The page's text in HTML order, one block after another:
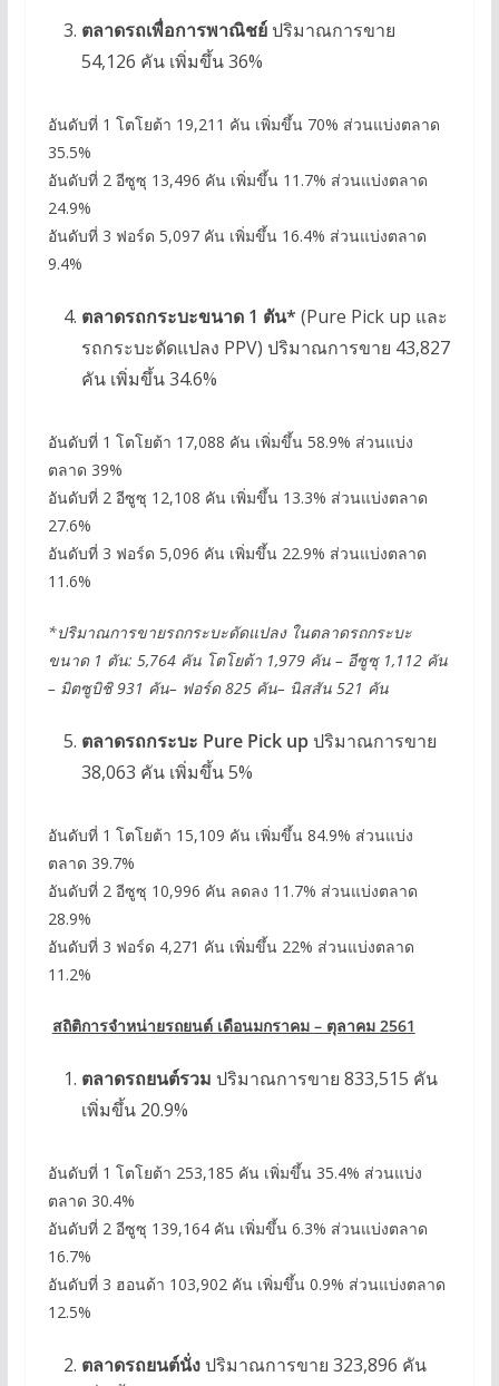
ตลาดรถเพื่อการพาณิชย์ปริมาณการขาย
54,126 คัน เพิ่มขึ้น 36%
อันดับที่ 1 โตโยต้า 19,211 คัน เพิ่มขึ้น 70% ส่วนแบ่งตลาด
35.5%
อันดับที่ 2 อีซูซุ 13,496 คัน เพิ่มขึ้น 11.7% ส่วนแบ่งตลาด
24.9%
อันดับที่ 3 ฟอร์ด 5,097 คัน เพิ่มขึ้น 16.4% ส่วนแบ่งตลาด
9.4%
ตลาดรถกระบะขนาด 1 ตัน* (Pure Pick up และ
รถกระบะดัดแปลง PPV) ปริมาณการขาย 43,827
คัน เพิ่มขึ้น 34.6%
อันดับที่ 1 โตโยต้า 17,088 คัน เพิ่มขึ้น 58.9% ส่วนแบ่ง
ตลาด 39%
อันดับที่ 2 อีซูซุ 12,108 คัน เพิ่มขึ้น 13.3% ส่วนแบ่งตลาด
27.6%
อันดับที่ 3 ฟอร์ด 5,096 คัน เพิ่มขึ้น 22.9% ส่วนแบ่งตลาด
11.6%
*ปริมาณการขายรถกระบะดัดแปลง ในตลาดรถกระบะ
ขนาด 1 ตัน: 5,764 คัน โตโยต้า 1,979 คัน – อีซูซุ 1,112 คัน
– มิตซูบิชิ 931 คัน– ฟอร์ด 825 คัน– นิสสัน 521 คัน
ตลาดรถกระบะ Pure Pick upปริมาณการขาย
38,063 คัน เพิ่มขึ้น 5%
อันดับที่ 1 โตโยต้า 15,109 คัน เพิ่มขึ้น 84.9% ส่วนแบ่ง
ตลาด 39.7%
อันดับที่ 2 อีซูซุ 10,996 คัน ลดลง 11.7% ส่วนแบ่งตลาด
28.9%
อันดับที่ 3 ฟอร์ด 4,271 คัน เพิ่มขึ้น 22% ส่วนแบ่งตลาด
11.2%
สถิติการจำหน่ายรถยนต์ เดือนมกราคม – ตุลาคม 2561
ตลาดรถยนต์รวม ปริมาณการขาย 833,515 คัน
เพิ่มขึ้น 20.9%
อันดับที่ 1 โตโยต้า 253,185 คัน เพิ่มขึ้น 35.4% ส่วนแบ่ง
ตลาด 30.4%
อันดับที่ 2 อีซูซุ 139,164 คัน เพิ่มขึ้น 6.3% ส่วนแบ่งตลาด
16.7%
อันดับที่ 3 ฮอนด้า 103,902 คัน เพิ่มขึ้น 0.9% ส่วนแบ่งตลาด
12.5%
ตลาดรถยนต์นั่งปริมาณการขาย 323,896 คัน